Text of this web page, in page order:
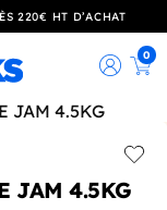
220€ HT D’ACHAT
0
JAM 4.5KG